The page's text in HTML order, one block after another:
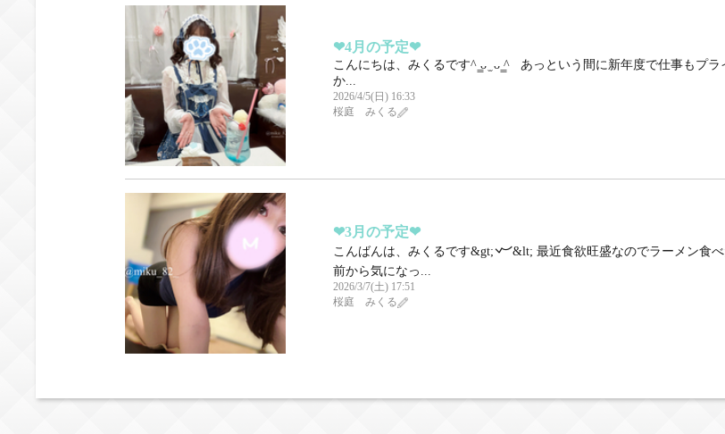
‪‪❤︎‬4月の予定‪‪❤︎‬
こんにちは、みくるです‪^ ̳ᴗ ̫ ᴗ ̳^ あっという間に新年度で仕事もプ
か...
2026/4/5(日) 16:33
桜庭 みくる
‪‪❤︎‬3月の予定‪‪❤︎‬
こんばんは、みくるです&gt;𐋣&lt; 最近食欲旺盛なのでラーメン食
前から気になっ...
2026/3/7(土) 17:51
桜庭 みくる